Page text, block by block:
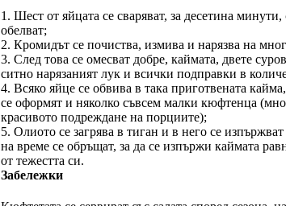
1. Шест от яйцата се сваряват, за десетина
обелват;
2. Кромидът се почиства, измива и нарязва на
3. След това се омесват добре, каймата, двете
ситно нарязаният лук и всички подправки в
4. Всяко яйце се обвива в така приготвената
се оформят и няколко съвсем малки кюфтенца
красивото подреждане на порциите);
5. Олиото се загрява в тиган и в него се
на време се обръщат, за да се изпържи каймата
от тежестта си.
Забележки